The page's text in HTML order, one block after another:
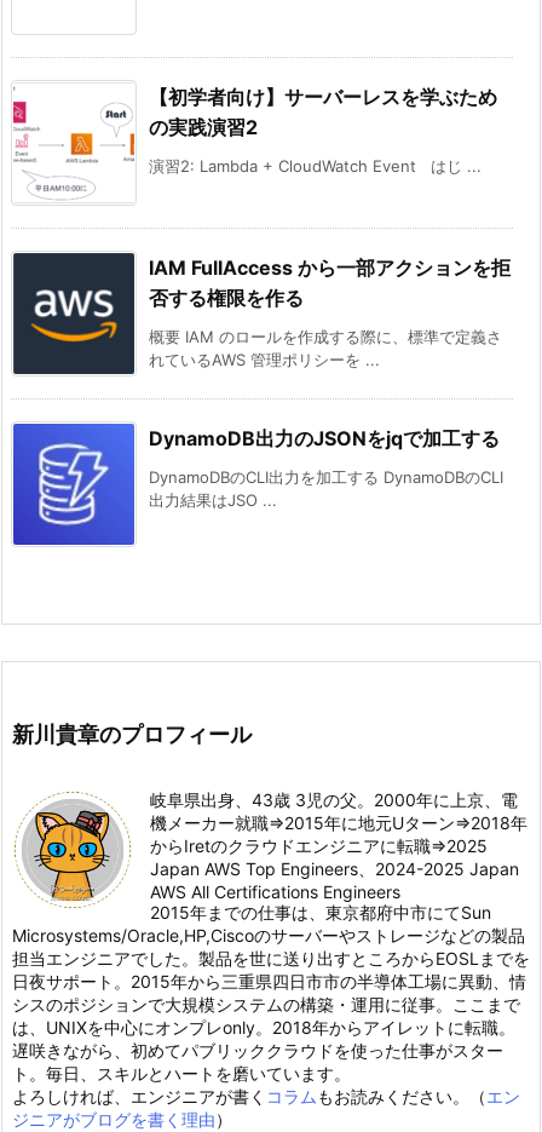
【初学者向け】サーバーレスを学ぶため
の実践演習2
演習2: Lambda + CloudWatch Event はじ ...
IAM FullAccess から一部アクションを拒
否する権限を作る
概要 IAM のロールを作成する際に、標準で定義さ
れているAWS 管理ポリシーを ...
DynamoDB出力のJSONをjqで加工する
DynamoDBのCLI出力を加工する DynamoDBのCLI
出力結果はJSO ...
新川貴章のプロフィール
岐阜県出身、43歳 3児の父。2000年に上京、電
機メーカー就職⇒2015年に地元Uターン⇒2018年
からIretのクラウドエンジニアに転職⇒2025
Japan AWS Top Engineers、2024-2025 Japan
AWS All Certifications Engineers
2015年までの仕事は、東京都府中市にてSun
Microsystems/Oracle,HP,Ciscoのサーバーやストレージなどの製品
担当エンジニアでした。製品を世に送り出すところからEOSLまでを
日夜サポート。2015年から三重県四日市市の半導体工場に異動、情
シスのポジションで大規模システムの構築・運用に従事。ここまで
は、UNIXを中心にオンプレonly。2018年からアイレットに転職。
遅咲きながら、初めてパブリッククラウドを使った仕事がスター
ト。毎日、スキルとハートを磨いています。
よろしければ、エンジニアが書く コラムもお読みください。（エン
ジニアがブログを書く理由）